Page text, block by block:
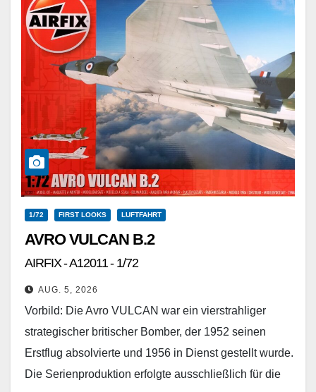
1/72 FIRST LOOKS LUFTFAHRT
AVRO VULCAN B.2
AIRFIX - A12011 - 1/72
AUG. 5, 2026
Vorbild: Die Avro VULCAN war ein vierstrahliger
strategischer britischer Bomber, der 1952 seinen
Erstflug absolvierte und 1956 in Dienst gestellt wurde.
Die Serienproduktion erfolgte ausschließlich für die